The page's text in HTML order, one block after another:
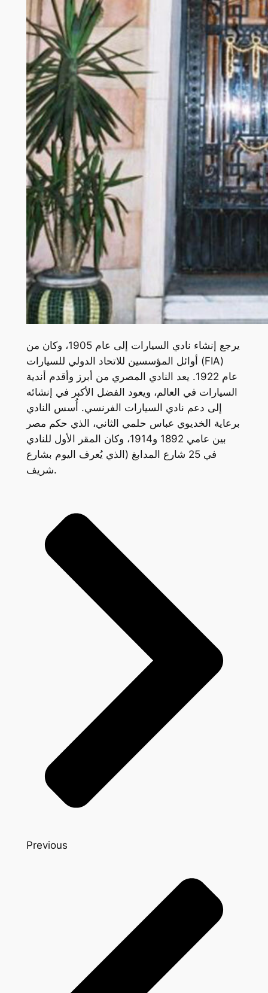
يرجع إنشاء نادي السيارات إلى عام 1905، وكان من
أوائل المؤسسين للاتحاد الدولي للسيارات (FIA)
عام 1922. يعد النادي المصري من أبرز وأقدم أندية
السيارات في العالم، ويعود الفضل الأكبر في إنشائه
إلى دعم نادي السيارات الفرنسي. أُسس النادي
برعاية الخديوي عباس حلمي الثاني، الذي حكم مصر
بين عامي 1892 و1914، وكان المقر الأول للنادي
في 25 شارع المدابغ (الذي يُعرف اليوم بشارع
شريف.
Previous